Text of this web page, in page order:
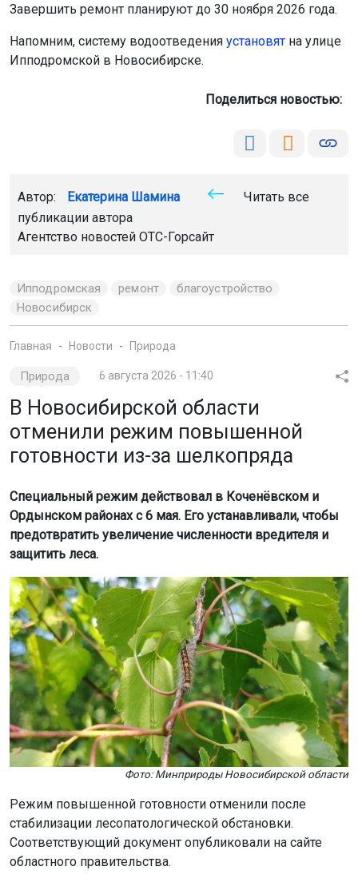
Завершить ремонт планируют до 30 ноября 2026 года.
Напомним, систему водоотведения установят на улице
Ипподромской в Новосибирске.
Поделиться новостью:
Автор: Екатерина Шамина
Читать все
публикации автора
Агентство новостей ОТС-Горсайт
Ипподромская ремонт
благоустройство
Новосибирск
Главная Новости Природа
Природа 6 августа 2026 - 11:40
В Новосибирской области
отменили режим повышенной
готовности из-за шелкопряда
Специальный режим действовал в Коченёвском и
Ордынском районах с 6 мая. Его устанавливали, чтобы
предотвратить увеличение численности вредителя и
защитить леса.
Фото: Минприроды Новосибирской области
Режим повышенной готовности отменили после
стабилизации лесопатологической обстановки.
Соответствующий документ опубликовали на сайте
областного правительства.